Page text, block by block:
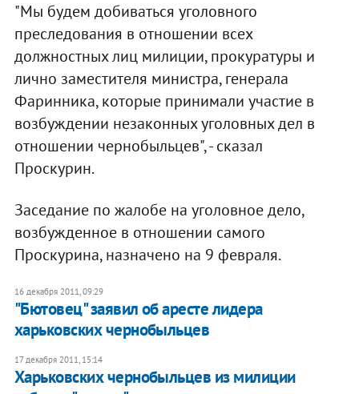
"Мы будем добиваться уголовного
преследования в отношении всех
должностных лиц милиции, прокуратуры и
лично заместителя министра, генерала
Фаринника, которые принимали участие в
возбуждении незаконных уголовных дел в
отношении чернобыльцев", - сказал
Проскурин.
Заседание по жалобе на уголовное дело,
возбужденное в отношении самого
Проскурина, назначено на 9 февраля.
16 декабря 2011, 09:29
"Бютовец" заявил об аресте лидера
харьковских чернобыльцев
17 декабря 2011, 15:14
Харьковских чернобыльцев из милиции